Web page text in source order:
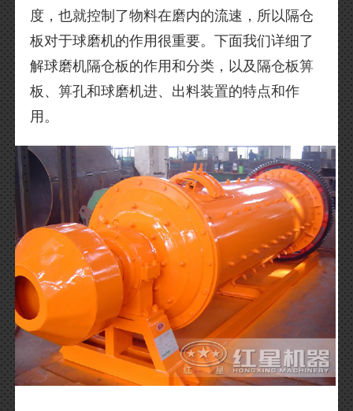
度，也就控制了物料在磨内的流速，所以隔仓
板对于球磨机的作用很重要。下面我们详细了
解球磨机隔仓板的作用和分类，以及隔仓板箅
板、箅孔和球磨机进、出料装置的特点和作
用。